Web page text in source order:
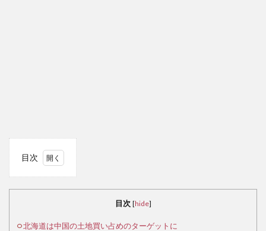
目次
国の
目次 [hide]
北海道は中国の土地買い占めのターゲットに